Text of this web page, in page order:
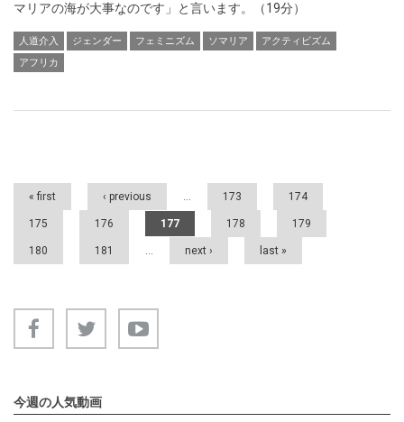
マリアの海が大事なのです」と言います。（19分）
人道介入 ジェンダー フェミニズム ソマリア
アクティビズム
アフリカ
Pages
« first ‹ previous … 173 174
175 176 177 178 179
180 181 … next › last »
今週の人気動画